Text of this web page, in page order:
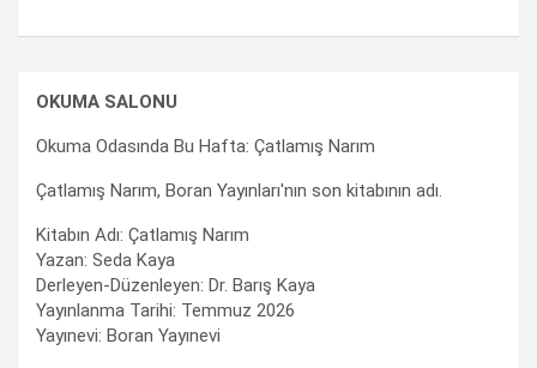
OKUMA SALONU
Okuma Odasında Bu Hafta: Çatlamış Narım
Çatlamış Narım, Boran Yayınları'nın son kitabının adı.
Kitabın Adı: Çatlamış Narım
Yazan: Seda Kaya
Derleyen-Düzenleyen: Dr. Barış Kaya
Yayınlanma Tarihi: Temmuz 2026
Yayınevi: Boran Yayınevi